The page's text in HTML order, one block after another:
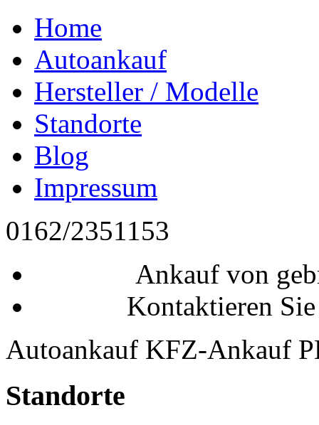
Home
Autoankauf
Hersteller / Modelle
Standorte
Blog
Impressum
0162/2351153
Ankauf von
Kontaktieren
Autoankauf KFZ-Ankauf
Standorte